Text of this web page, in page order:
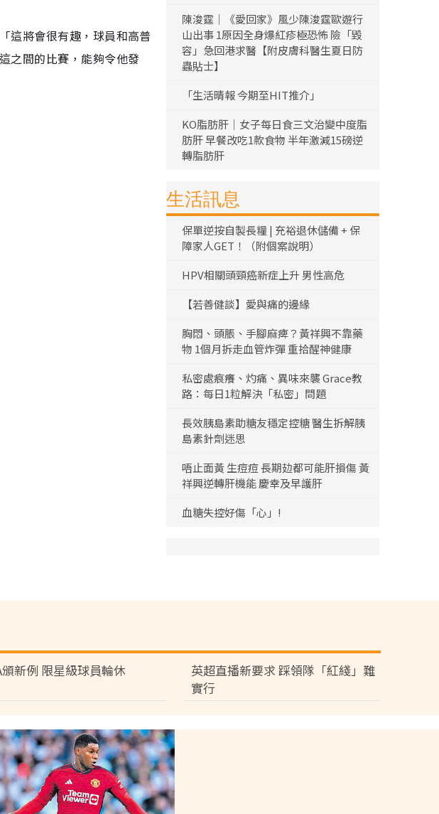
這將會很有趣，球員和高普
之間的比賽，能夠令他發
陳浚霆｜《愛回家》風少陳浚霆歐遊行
山出事 1原因全身爆紅疹極恐怖 險「毀
容」急回港求醫【附皮膚科醫生夏日防
蟲貼士】
「生活晴報 今期至HIT推介」
KO脂肪肝｜女子每日食三文治變中度脂
肪肝 早餐改吃1款食物 半年激減15磅逆
轉脂肪肝
生活訊息
保單逆按自製長糧 | 充裕退休儲備 + 保
障家人GET！（附個案說明）
HPV相關頭頸癌新症上升 男性高危
【若善健談】愛與痛的邊緣
胸悶、頭脹、手腳麻痺？黃祥興不靠藥
物 1個月拆走血管炸彈 重拾醒神健康
私密處痕癢、灼痛、異味來襲 Grace教
路：每日1粒解決「私密」問題
長效胰島素助糖友穩定控糖 醫生拆解胰
島素針劑迷思
唔止面黃 生痘痘 長期攰都可能肝損傷 黃
祥興逆轉肝機能 慶幸及早護肝
血糖失控好傷「心」!
頒新例 限星級球員輪休
英超直播新要求 踩領隊「紅綫」難
實行